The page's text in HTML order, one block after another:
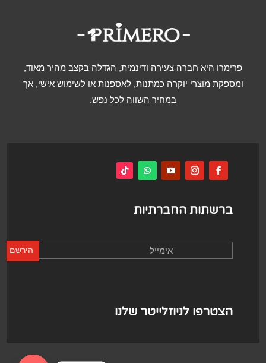
פרימרו היא חברה צעירה ודינמית, הגדלה בקצב מהיר מאוד,
ומספקת מוצרי יוקרה כמתנות, לאספנות או לשימוש אישי, אך
במחיר השווה לכל נפש.
ברשתות החברתיות
הירשם
הצטרפו לניוזלייטר שלנו